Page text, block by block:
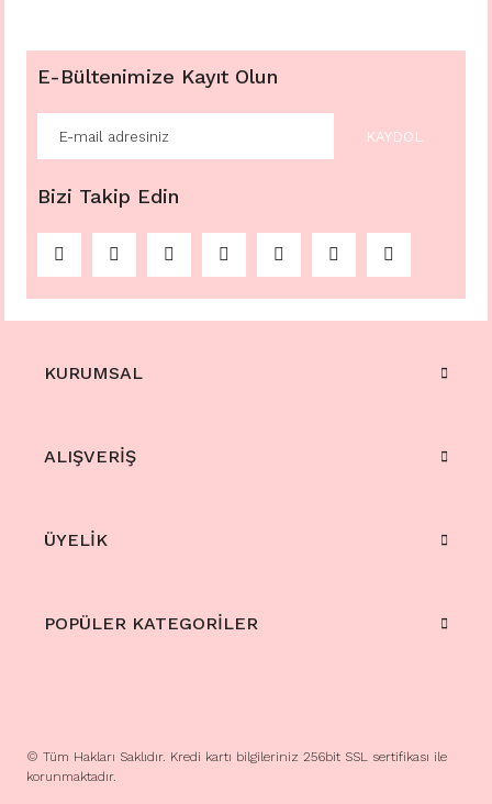
E-Bültenimize Kayıt Olun
KAYDOL
Bizi Takip Edin
KURUMSAL
ALIŞVERİŞ
ÜYELİK
POPÜLER KATEGORİLER
© Tüm Hakları Saklıdır. Kredi kartı bilgileriniz 256bit SSL sertifikası ile
korunmaktadır.